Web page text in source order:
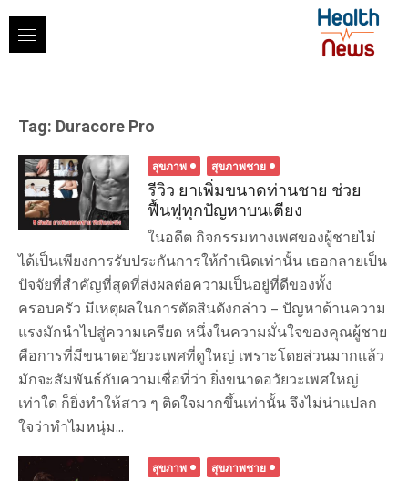
content
Tag: Duracore Pro
สุขภาพ สุขภาพชาย
รีวิว ยาเพิ่มขนาดท่านชาย ช่วย
ฟื้นฟูทุกปัญหาบนเตียง
ในอดีต กิจกรรมทางเพศของผู้ชายไม่
ได้เป็นเพียงการรับประกันการให้กำเนิดเท่านั้น เธอกลายเป็น
ปัจจัยที่สำคัญที่สุดที่ส่งผลต่อความเป็นอยู่ที่ดีของทั้ง
ครอบครัว มีเหตุผลในการตัดสินดังกล่าว – ปัญหาด้านความ
แรงมักนำไปสู่ความเครียด หนึ่งในความมั่นใจของคุณผู้ชาย
คือการที่มีขนาดอวัยวะเพศที่ดูใหญ่ เพราะโดยส่วนมากแล้ว
มักจะสัมพันธ์กับความเชื่อที่ว่า ยิ่งขนาดอวัยวะเพศใหญ่
เท่าใด ก็ยิ่งทำให้สาว ๆ ติดใจมากขึ้นเท่านั้น จึงไม่น่าแปลก
ใจว่าทำไมหนุ่ม...
สุขภาพ สุขภาพชาย